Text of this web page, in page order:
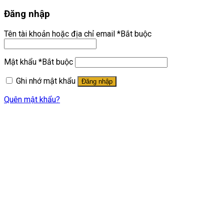
Đăng nhập
Tên tài khoản hoặc địa chỉ email *Bắt buộc
Mật khẩu *Bắt buộc
Ghi nhớ mật khẩu
Đăng nhập
Quên mật khẩu?